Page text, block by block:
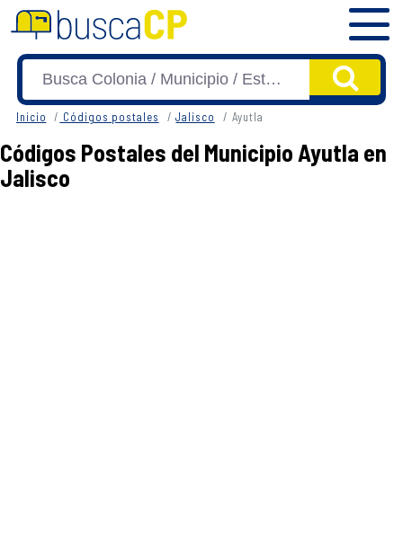
Inicio Códigos postales Jalisco Ayutla
Códigos Postales del Municipio Ayutla en
Jalisco